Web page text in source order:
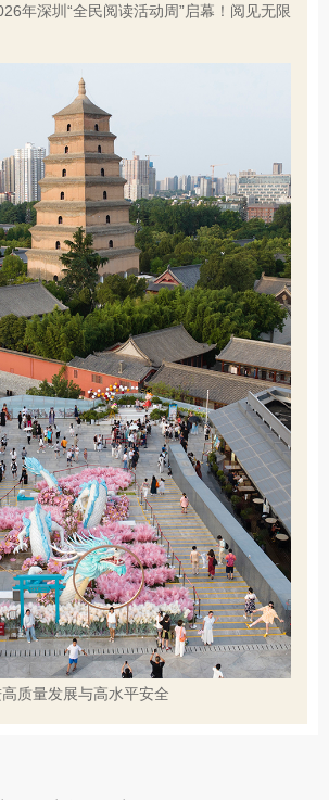
年深圳“全民阅读活动周”启幕！阅见无限
质量发展与高水平安全